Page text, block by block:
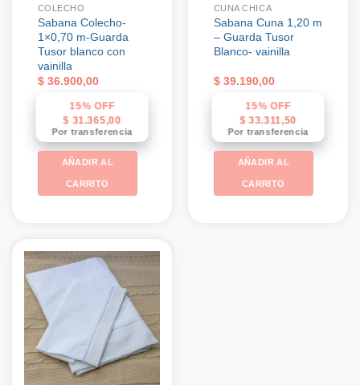
COLECHO
Sabana Colecho-
1×0,70 m-Guarda
Tusor blanco con
vainilla
$36.900,00
15% OFF
$ 31.365,00
Por transferencia
AÑADIR AL
CARRITO
CUNA CHICA
Sabana Cuna 1,20 m
– Guarda Tusor
Blanco- vainilla
$39.190,00
15% OFF
$ 33.311,50
Por transferencia
AÑADIR AL
CARRITO